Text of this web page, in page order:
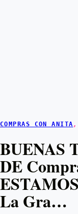
COMPRAS CON ANITA ,
BUENAS
DE
La Gra…